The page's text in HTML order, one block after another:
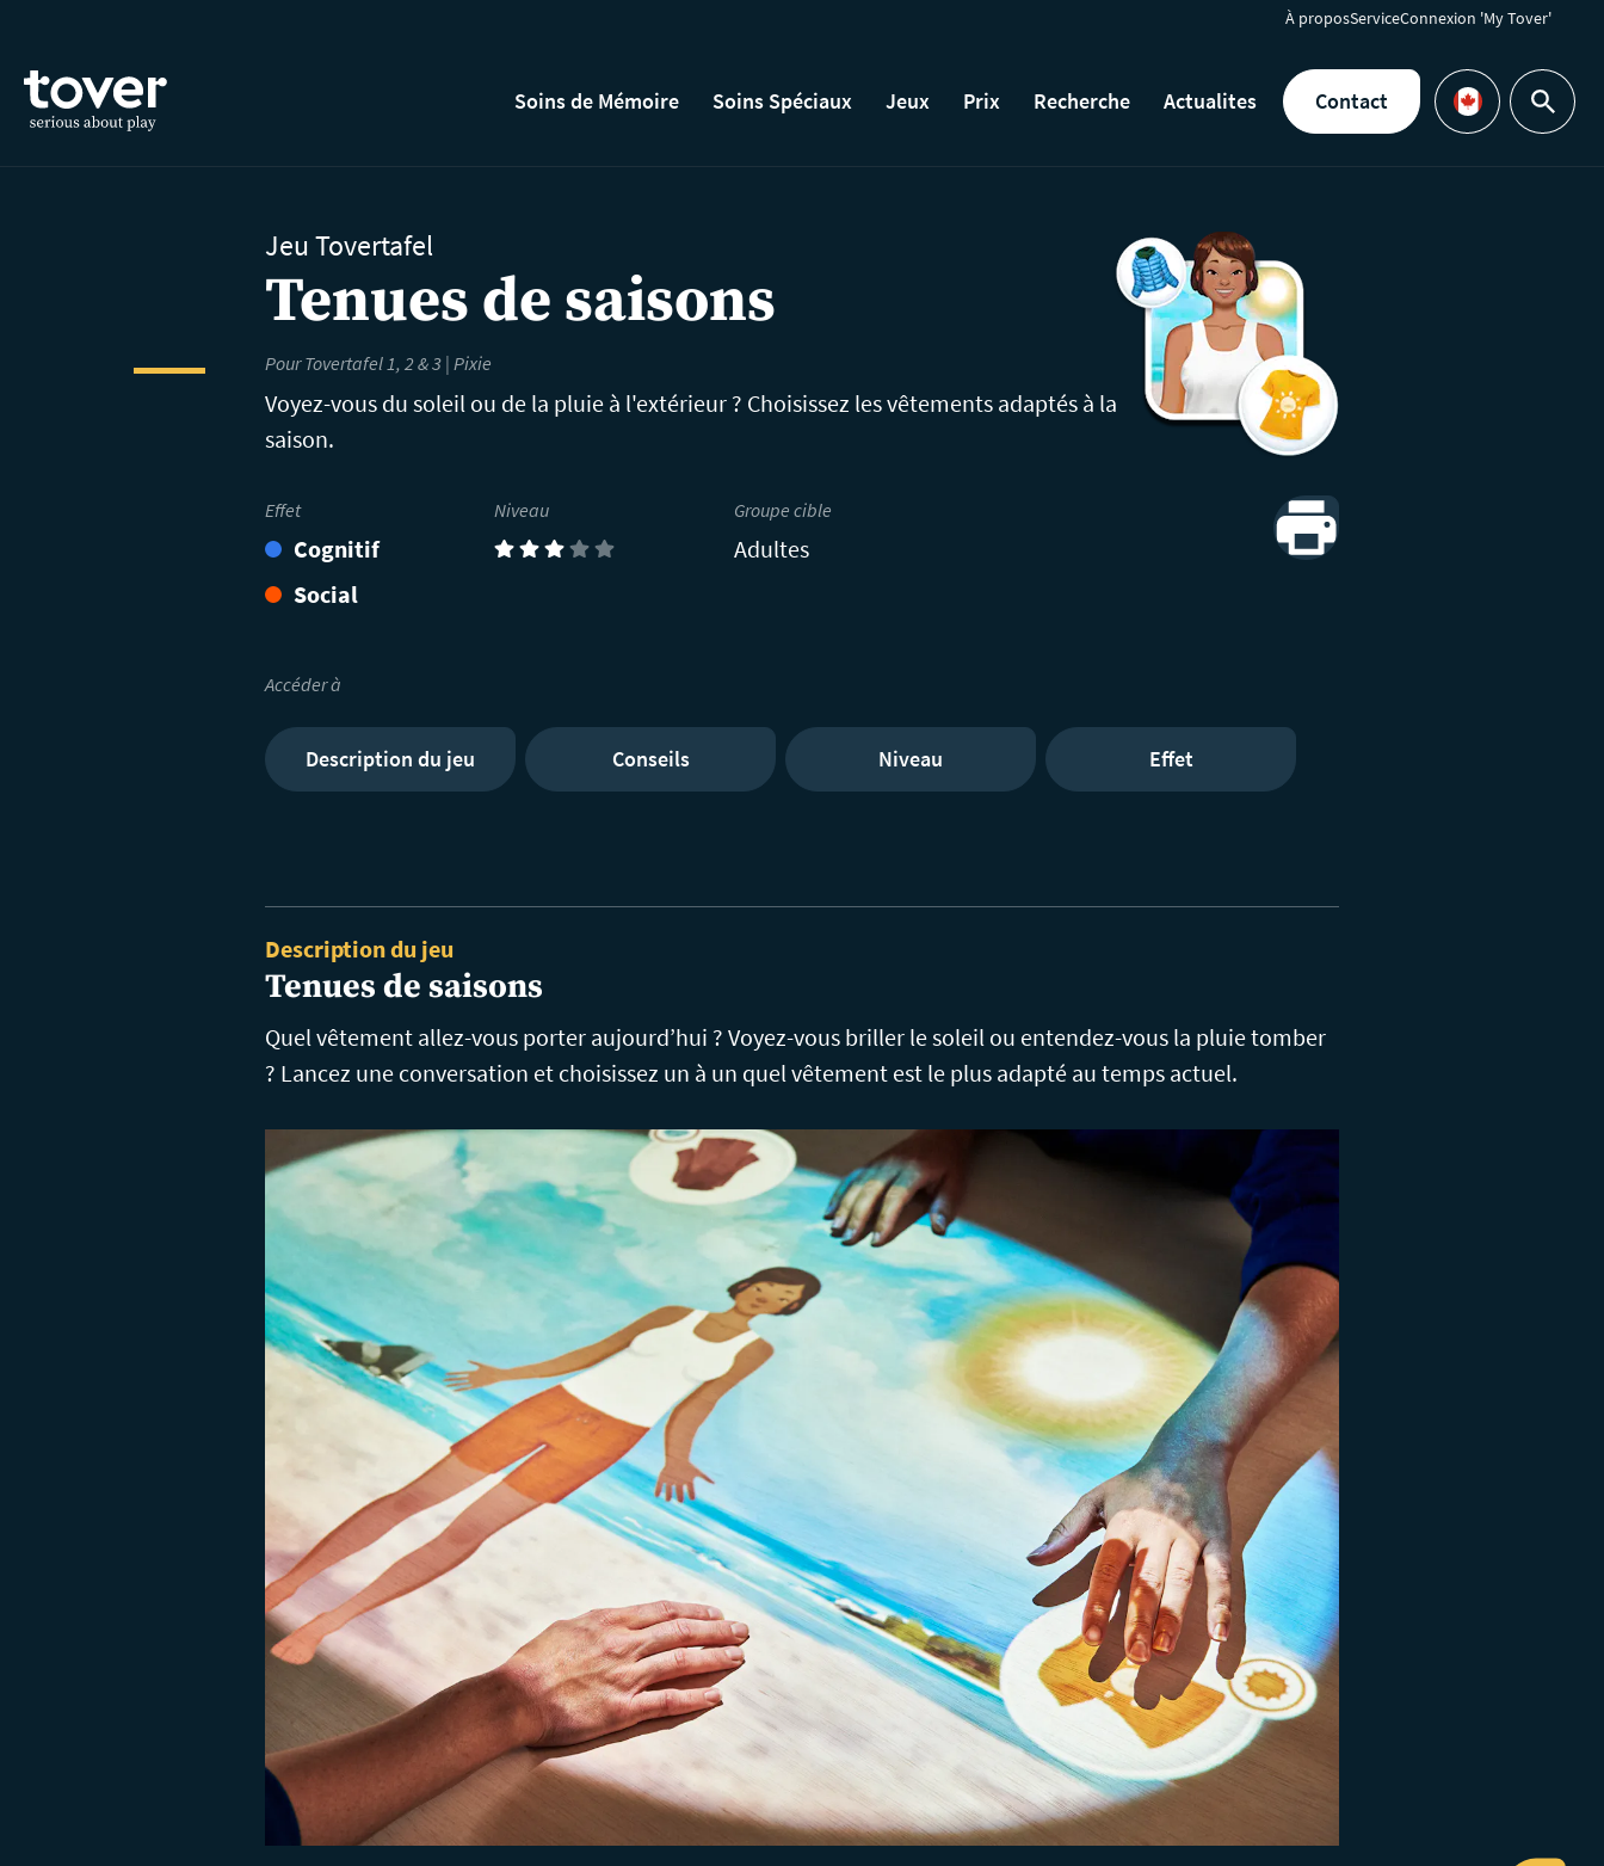
À proposServiceConnexion 'My Tover'
Soins de Mémoire Soins Spéciaux Jeux Prix Recherche Actualites
Contact
Languages
Rechercher
Jeu Tovertafel
Tenues de saisons
Pour Tovertafel 1, 2 & 3 | Pixie
Voyez-vous du soleil ou de la pluie à l'extérieur ? Choisissez les vêtements adaptés à la
saison.
Print
Effet
Cognitif
Social
Niveau
(3)
Groupe cible
Adultes
Accéder à
Description du jeu Conseils Niveau Effet
Description du jeu
Tenues de saisons
Quel vêtement allez-vous porter aujourd’hui ? Voyez-vous briller le soleil ou entendez-vous la pluie tomber
? Lancez une conversation et choisissez un à un quel vêtement est le plus adapté au temps actuel.